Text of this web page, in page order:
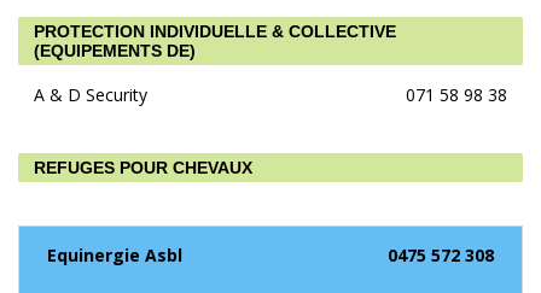
PROTECTION INDIVIDUELLE & COLLECTIVE
(EQUIPEMENTS DE)
A & D Security 071 58 98 38
REFUGES POUR CHEVAUX
Equinergie Asbl 0475 572 308